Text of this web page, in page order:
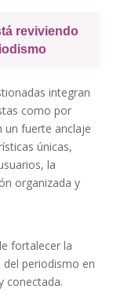
reviviendo
integran
como por
un fuerte anclaje
únicas,
la
organizada y
fortalecer la
del periodismo en
conectada.